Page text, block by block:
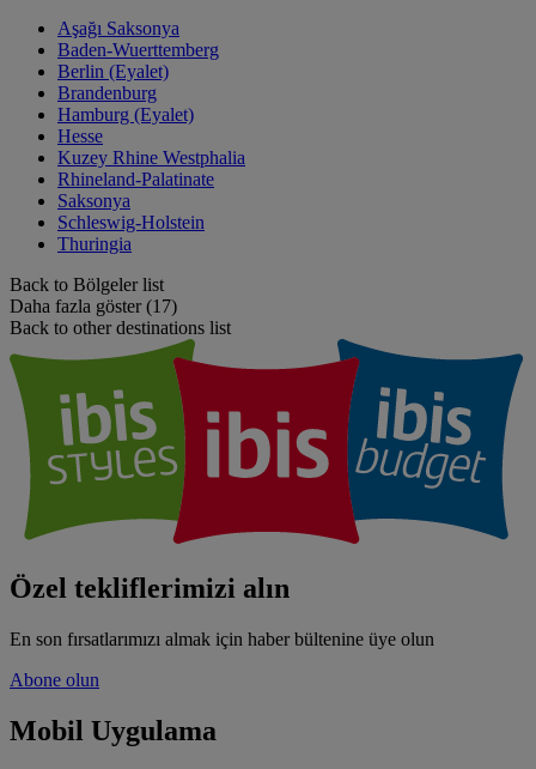
Aşağı Saksonya
Baden-Wuerttemberg
Berlin (Eyalet)
Brandenburg
Hamburg (Eyalet)
Hesse
Kuzey Rhine Westphalia
Rhineland-Palatinate
Saksonya
Schleswig-Holstein
Thuringia
Back to Bölgeler list
Daha fazla göster (17)
Back to other destinations list
Özel tekliflerimizi alın
En son fırsatlarımızı almak için haber bültenine üye olun
Abone olun
Mobil Uygulama